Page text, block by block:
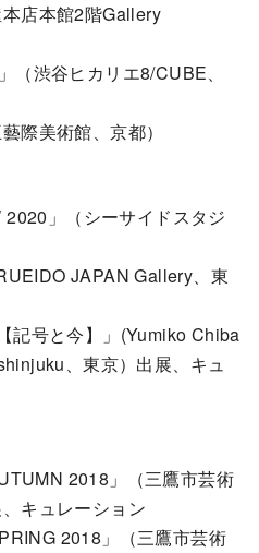
本店本館2階Gallery
（渋谷ヒカリエ8/CUBE、
際美術館、京都）
2020」（シーサイドスタジ
JAPAN Gallery、東
記号と今】」(Yumiko Chiba
、東京）出展、キュ
2018」（三鷹市芸術
キュレーション
2018」（三鷹市芸術